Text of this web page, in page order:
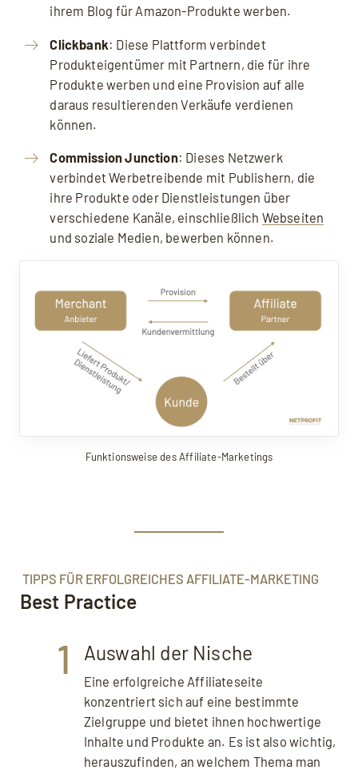
Häufige Fragen
Marketing
Quellen, weiterführende Links
ihrem Blog für Amazon-Produkte werben.
Clickbank: Diese Plattform verbindet
Produkteigentümer mit Partnern, die für ihre
Produkte werben und eine Provision auf alle
daraus resultierenden Verkäufe verdienen
können.
Commission Junction: Dieses Netzwerk
verbindet Werbetreibende mit Publishern, die
ihre Produkte oder Dienstleistungen über
verschiedene Kanäle, einschließlich Webseiten
und soziale Medien, bewerben können.
Funktionsweise des Affiliate-Marketings
TIPPS FÜR ERFOLGREICHES AFFILIATE-MARKETING
Best Practice
1 Auswahl der Nische
Eine erfolgreiche Affiliateseite
konzentriert sich auf eine bestimmte
Zielgruppe und bietet ihnen hochwertige
Inhalte und Produkte an. Es ist also wichtig,
herauszufinden, an welchem Thema man
Mit dem Aufruf des Videos erklären Sie sich
einverstanden, dass Ihre Daten an YouTube
übermittelt werden und Sie die
Datenschutzerklärung